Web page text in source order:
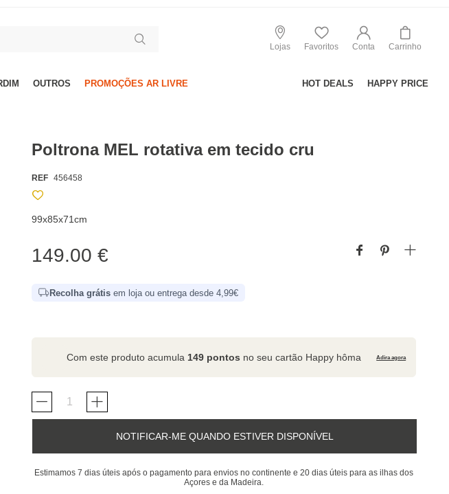
Lojas Favoritos Conta Carrinho
OUTROS PROMOÇÕES AR LIVRE HOT DEALS HAPPY PRICE
Poltrona MEL rotativa em tecido cru
REF 456458
99x85x71cm
149.00 €
Recolha grátis em loja ou entrega desde 4,99€
Com este produto acumula 149 pontos no seu cartão Happy hôma Adira agora
NOTIFICAR-ME QUANDO ESTIVER DISPONÍVEL
Estimamos 7 dias úteis após o pagamento para envios no continente e 20 dias úteis para as ilhas dos
Açores e da Madeira.